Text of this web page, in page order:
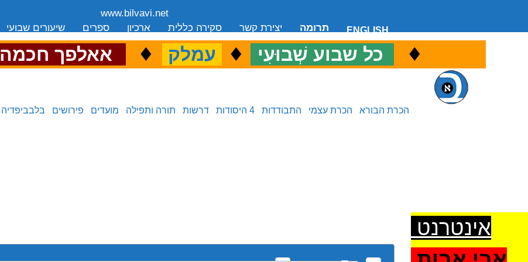
www.bilvavi.net
שיעורים שבועי ספרים ארכיון סקירה כללית יצירת קשר תרומה ENGLISH
♦ כל שבוע שְׁבוּעִי ♦ עמלק ♦ אאלפך חכמה
הכרת הבורא הכרת עצמי התבודדות 4 היסודות דרשות תורה ותפילה מועדים פירושים בלבביפדיה
אינטרנט